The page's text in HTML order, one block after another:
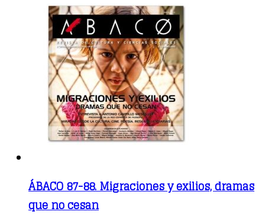
multiple
variants.
The
options
may
be
chosen
on
the
product
page
ÁBACO 87-88. Migraciones y exilios, dramas
que no cesan